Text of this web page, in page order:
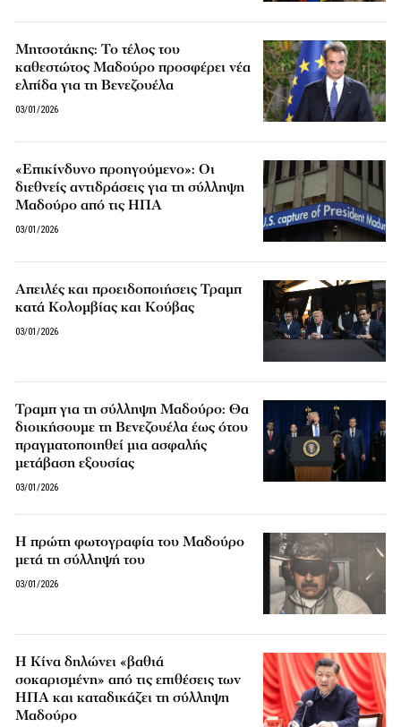
Mητσοτάκης: Το τέλος του
καθεστώτος Mαδούρο προσφέρει νέα
ελπίδα για τη Βενεζουέλα
03/01/2026
«Επικίνδυνο προηγούμενο»: Οι
διεθνείς αντιδράσεις για τη σύλληψη
Μαδούρο από τις ΗΠΑ
03/01/2026
Απειλές και προειδοποιήσεις Τραμπ
κατά Κολομβίας και Κούβας
03/01/2026
Τραμπ για τη σύλληψη Μαδούρο: Θα
διοικήσουμε τη Βενεζουέλα έως ότου
πραγματοποιηθεί μια ασφαλής
μετάβαση εξουσίας
03/01/2026
Η πρώτη φωτογραφία του Μαδούρο
μετά τη σύλληψή του
03/01/2026
Η Κίνα δηλώνει «βαθιά
σοκαρισμένη» από τις επιθέσεις των
ΗΠΑ και καταδικάζει τη σύλληψη
Μαδούρο